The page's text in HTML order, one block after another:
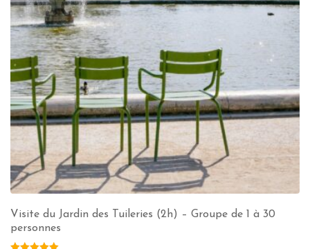
Visite du Jardin des Tuileries (2h) – Groupe de 1 à 30
personnes